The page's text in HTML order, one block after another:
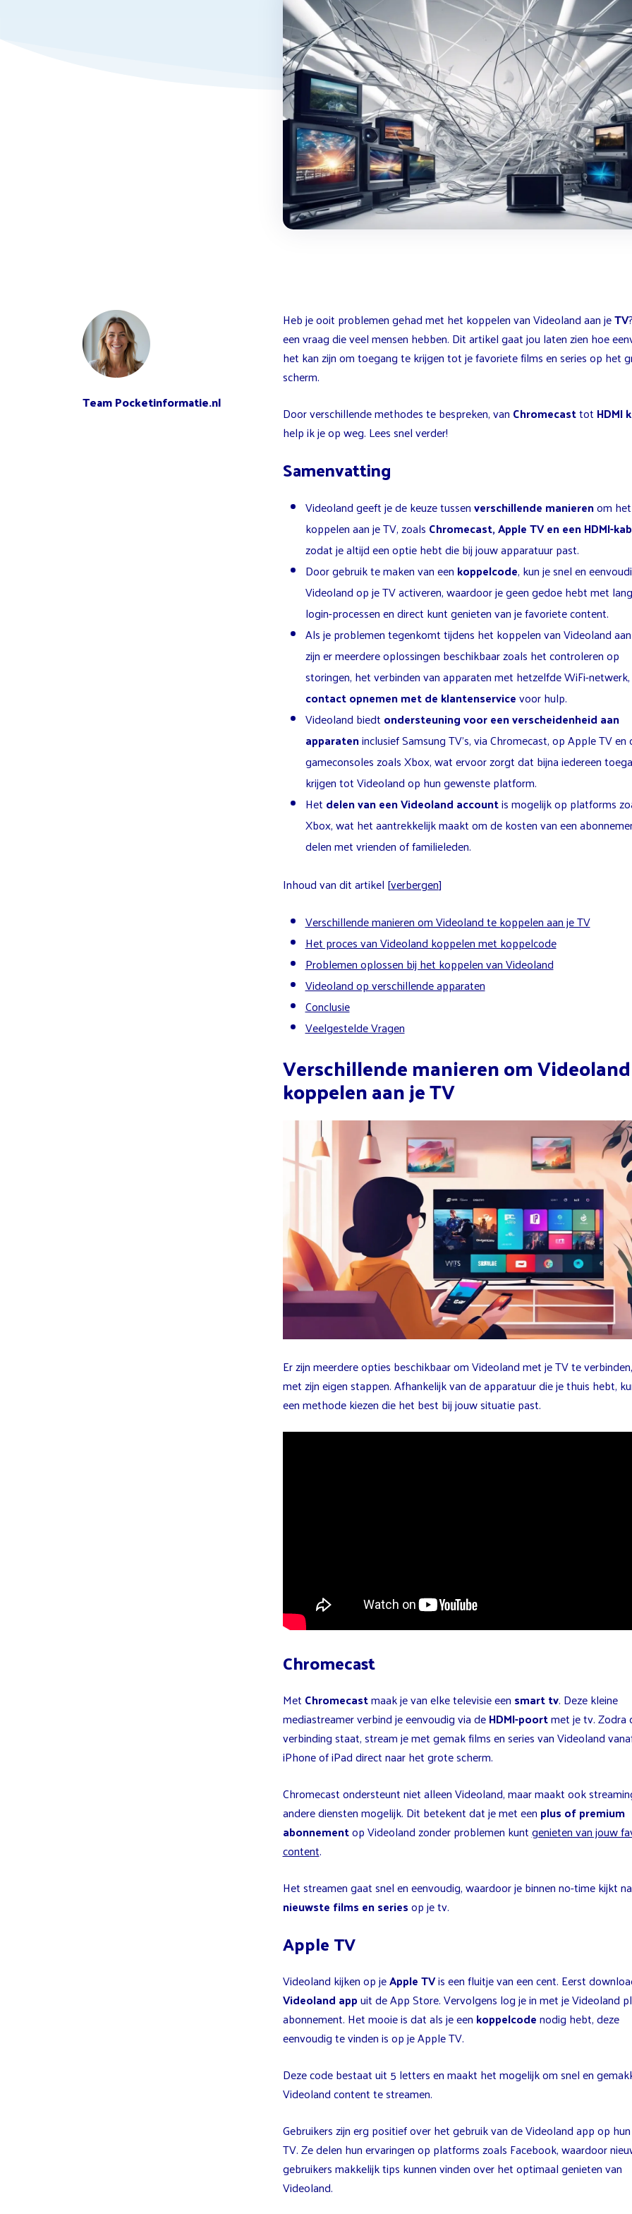
Team Pocketinformatie.nl
Heb je ooit problemen gehad met het koppelen van Videoland aan jeTV
een vraag die veel mensen hebben. Dit artikel gaat jou laten zien hoe
het kan zijn om toegang te krijgen tot je favoriete films en series op het
scherm.
Door verschillende methodes te bespreken, van Chromecasttot HDMI
help ik je op weg. Lees snel verder!
Samenvatting
Videoland geeft je de keuze tussenverschillende manierenom
koppelen aan je TV, zoals Chromecast, Apple TV en een HDMI-
zodat je altijd een optie hebt die bij jouw apparatuur past.
Door gebruik te maken van een koppelcode, kun je snel en
Videoland op je TV activeren, waardoor je geen gedoe hebt met
login-processen en direct kunt genieten van je favoriete content.
Als je problemen tegenkomt tijdens het koppelen van Videoland
zijn er meerdere oplossingen beschikbaar zoals het controleren op
storingen, het verbinden van apparaten met hetzelfde WiFi-
contact opnemen met de klantenservicevoor hulp.
Videoland biedt ondersteuning voor een verscheidenheid aan
apparateninclusief Samsung TV’s, via Chromecast, op Apple TV en
gameconsoles zoals Xbox, wat ervoor zorgt dat bijna iedereen
krijgen tot Videoland op hun gewenste platform.
Het delen van een Videoland accountis mogelijk op platforms
Xbox, wat het aantrekkelijk maakt om de kosten van een
delen met vrienden of familieleden.
Inhoud van dit artikel [verbergen]
Verschillende manieren om Videoland te koppelen aan je TV
Het proces van Videoland koppelen met koppelcode
Problemen oplossen bij het koppelen van Videoland
Videoland op verschillende apparaten
Conclusie
Veelgestelde Vragen
Verschillende manieren om
koppelen aan je TV
Er zijn meerdere opties beschikbaar om Videoland met je TV te
met zijn eigen stappen. Afhankelijk van de apparatuur die je thuis hebt,
een methode kiezen die het best bij jouw situatie past.
Chromecast
Met Chromecastmaak je van elke televisie een smart tv. Deze kleine
mediastreamer verbind je eenvoudig via deHDMI-poortmet je tv. Zodra
verbinding staat, stream je met gemak films en series van Videoland
iPhone of iPad direct naar het grote scherm.
Chromecast ondersteunt niet alleen Videoland, maar maakt ook
andere diensten mogelijk. Dit betekent dat je met een plus of premium
abonnementop Videoland zonder problemen kuntgenieten van jouw
content.
Het streamen gaat snel en eenvoudig, waardoor je binnen no-time kijkt
nieuwste films en seriesop je tv.
Apple TV
Videoland kijken op jeApple TVis een fluitje van een cent. Eerst
Videoland appuit de App Store. Vervolgens log je in met je Videoland
abonnement. Het mooie is dat als je een koppelcodenodig hebt, deze
eenvoudig te vinden is op je Apple TV.
Deze code bestaat uit 5 letters en maakt het mogelijk om snel en
Videoland content te streamen.
Gebruikers zijn erg positief over het gebruik van de Videoland app op
TV. Ze delen hun ervaringen op platforms zoals Facebook, waardoor
gebruikers makkelijk tips kunnen vinden over het optimaal genieten van
Videoland.